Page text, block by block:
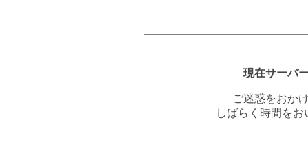
現在サーバ
ご迷惑をおか
しばらく時間を